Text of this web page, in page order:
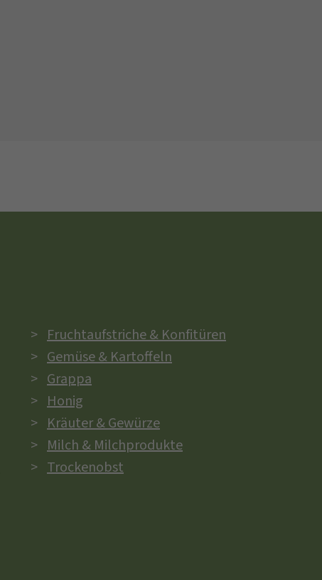
Fruchtaufstriche & Konfitüren
Gemüse & Kartoffeln
Grappa
Honig
Kräuter & Gewürze
Milch & Milchprodukte
Trockenobst